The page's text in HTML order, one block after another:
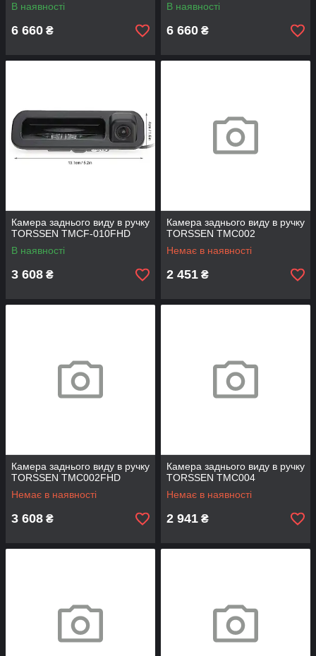
В наявності
6 660 ₴
В наявності
6 660 ₴
Камера заднього виду в ручку
TORSSEN TMCF-010FHD
В наявності
3 608 ₴
Камера заднього виду в ручку
TORSSEN TMC002
Немає в наявності
2 451 ₴
Камера заднього виду в ручку
TORSSEN TMC002FHD
Немає в наявності
3 608 ₴
Камера заднього виду в ручку
TORSSEN TMC004
Немає в наявності
2 941 ₴